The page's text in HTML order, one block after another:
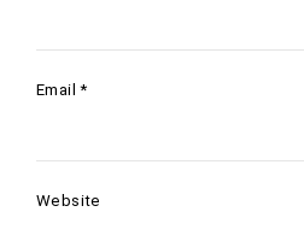
Email*
Website